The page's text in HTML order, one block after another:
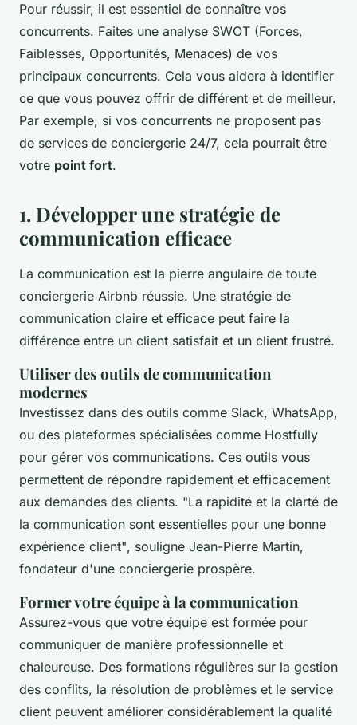
Pour réussir, il est essentiel de connaître vos
concurrents. Faites une analyse SWOT (Forces,
Faiblesses, Opportunités, Menaces) de vos
principaux concurrents. Cela vous aidera à identifier
ce que vous pouvez offrir de différent et de meilleur.
Par exemple, si vos concurrents ne proposent pas
de services de conciergerie 24/7, cela pourrait être
votre point fort.
1. Développer une stratégie de
communication efficace
La communication est la pierre angulaire de toute
conciergerie Airbnb réussie. Une stratégie de
communication claire et efficace peut faire la
différence entre un client satisfait et un client frustré.
Utiliser des outils de communication
modernes
Investissez dans des outils comme Slack, WhatsApp,
ou des plateformes spécialisées comme Hostfully
pour gérer vos communications. Ces outils vous
permettent de répondre rapidement et efficacement
aux demandes des clients. "La rapidité et la clarté de
la communication sont essentielles pour une bonne
expérience client", souligne Jean-Pierre Martin,
fondateur d'une conciergerie prospère.
Former votre équipe à la communication
Assurez-vous que votre équipe est formée pour
communiquer de manière professionnelle et
chaleureuse. Des formations régulières sur la gestion
des conflits, la résolution de problèmes et le service
client peuvent améliorer considérablement la qualité